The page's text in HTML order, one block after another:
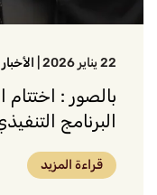
22 يناير 2026 الأخبار
بالصور : اختتام
البرنامج
قراءة المزيد